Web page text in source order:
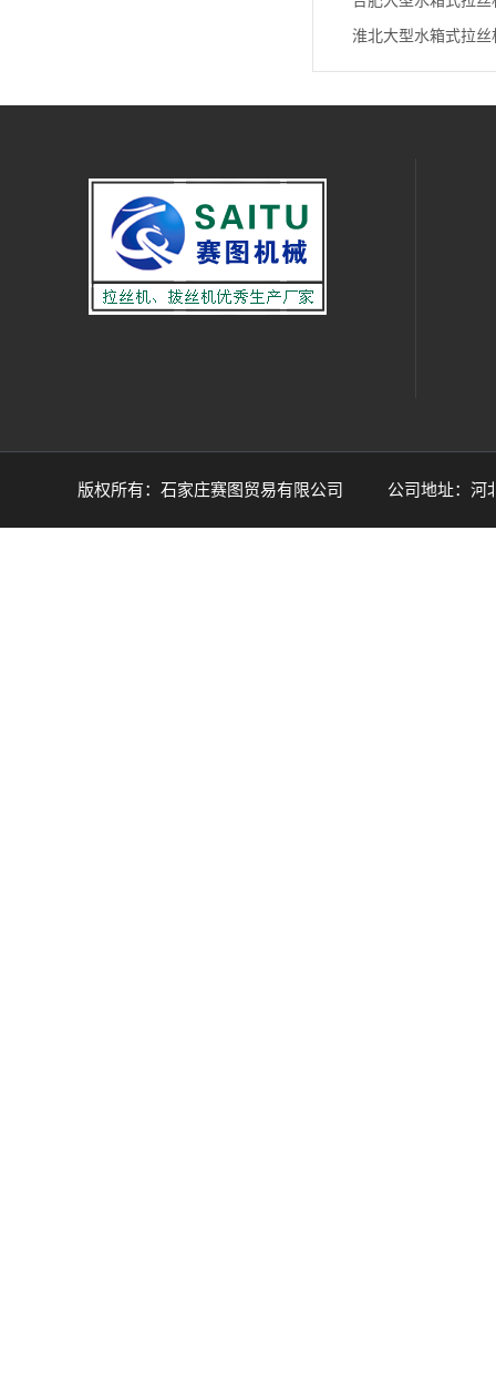
淮北大型水箱式拉丝
版权所有：石家庄赛图贸易有限公司 公司地址：